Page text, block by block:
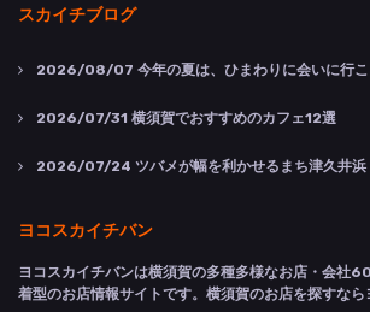
スカイチブログ
2026/08/07 今年の夏は、ひまわりに会いに行こ
2026/07/31 横須賀でおすすめのカフェ12選
2026/07/24 ツバメが幅を利かせるまち津久井浜
ヨコスカイチバン
ヨコスカイチバンは横須賀の多種多様なお店・会社
着型のお店情報サイトです。横須賀のお店を探すなら